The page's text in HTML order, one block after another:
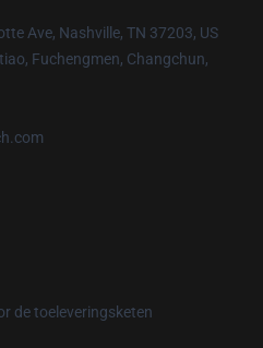
Ave, Nashville, TN 37203, US
Fuchengmen, Changchun,
de toeleveringsketen